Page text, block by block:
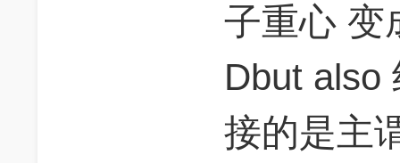
子重心 变
Dbut also
接的是主